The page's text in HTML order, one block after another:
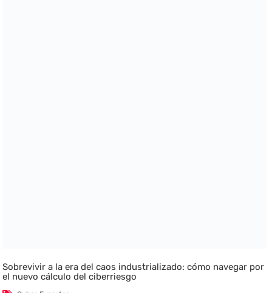
Sobrevivir a la era del caos industrializado: cómo navegar por
el nuevo cálculo del ciberriesgo